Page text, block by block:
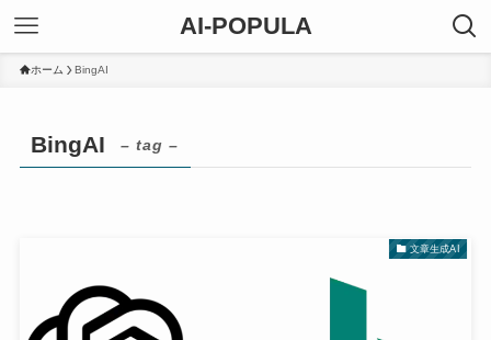
AI-POPULA
ホーム BingAI
BingAI – tag –
文章生成AI